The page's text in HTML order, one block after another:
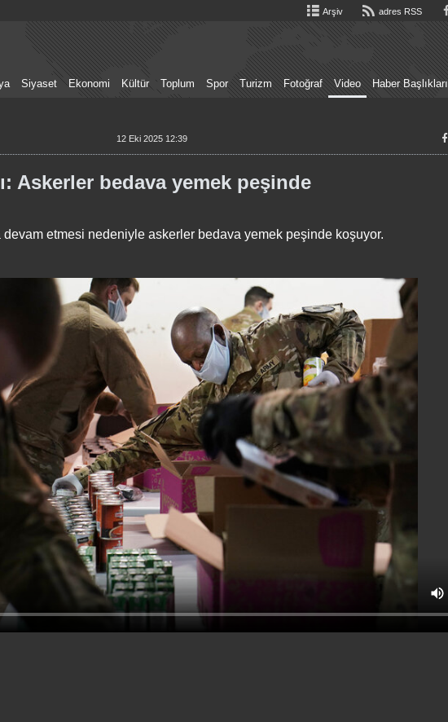
Arşiv adres RSS
Siyaset Ekonomi Kültür Toplum Spor Turizm Fotoğraf Video Haber Başlıkları
12 Eki 2025 12:39
Askerler bedava yemek peşinde
etmesi nedeniyle askerler bedava yemek peşinde koşuyor.